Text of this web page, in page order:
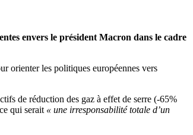
envers le président Macron dans le cadre
orienter les politiques européennes vers
de réduction des gaz à effet de serre (-65%
qui serait « une irresponsabilité totale d’un